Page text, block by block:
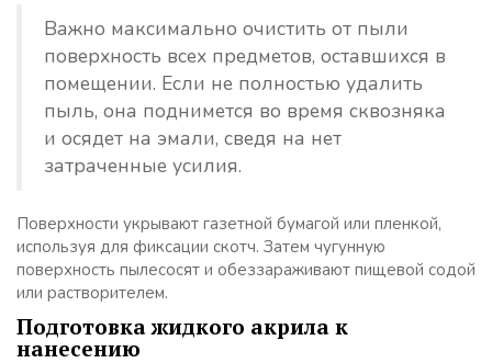
Важно максимально очистить от пыли
поверхность всех предметов, оставшихся в
помещении. Если не полностью удалить
пыль, она поднимется во время сквозняка
и осядет на эмали, сведя на нет
затраченные усилия.
Поверхности укрывают газетной бумагой или пленкой,
используя для фиксации скотч. Затем чугунную
поверхность пылесосят и обеззараживают пищевой содой
или растворителем.
Подготовка жидкого акрила к
нанесению